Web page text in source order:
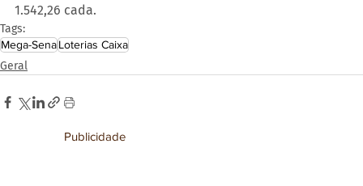
1.542,26 cada.
Tags:
Mega-SenaLoterias Caixa
Geral
Publicidade